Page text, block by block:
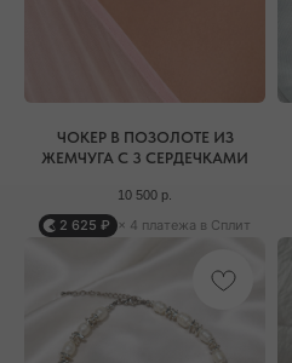
ЧОКЕР В ПОЗОЛОТЕ ИЗ
ЖЕМЧУГА С 3 СЕРДЕЧКАМИ
10 500 р.
2 625 ₽ × 4 платежа в Сплит
НАШИ ОФЛАЙН-
ВАШЕ НОВОЕ МЕСТО